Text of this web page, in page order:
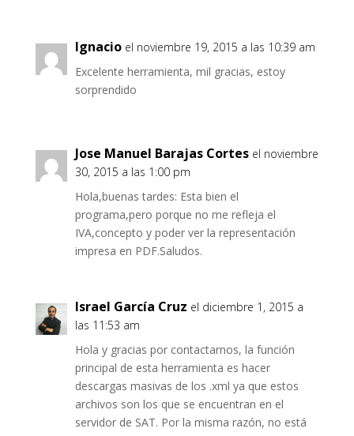
Ignacio el noviembre 19, 2015 a las 10:39 am
Excelente herramienta, mil gracias, estoy
sorprendido
Jose Manuel Barajas Cortes el noviembre
30, 2015 a las 1:00 pm
Hola,buenas tardes: Esta bien el
programa,pero porque no me refleja el
IVA,concepto y poder ver la representación
impresa en PDF.Saludos.
Israel García Cruz el diciembre 1, 2015 a
las 11:53 am
Hola y gracias por contactarnos, la función
principal de esta herramienta es hacer
descargas masivas de los .xml ya que estos
archivos son los que se encuentran en el
servidor de SAT. Por la misma razón, no está